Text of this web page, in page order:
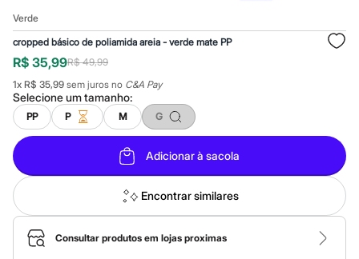
Até 60% off
A partir de 60% off
Feminino
Em alta
Inverno
Alfaiataria
Novidades
Roupas
Blusas e Camisetas
Básicos
Calças
Casacos e Jaquetas
Jeans
Macacões
Saias
Shorts e Bermudas
Vestidos
Verde
cropped básico de poliamida areia - verde mate PP
R$ 35,99R$ 49,99
1x R$ 35,99 sem juros no C&A Pay
Selecione umtamanho:
PP P M G
Adicionar à sacola
Encontrar similares
Consultar produtos em lojas proximas